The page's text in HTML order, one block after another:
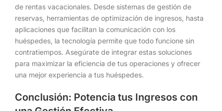
de rentas vacacionales. Desde sistemas de gestión de
reservas, herramientas de optimización de ingresos, hasta
aplicaciones que facilitan la comunicación con los
huéspedes, la tecnología permite que todo funcione sin
contratiempos. Asegúrate de integrar estas soluciones
para maximizar la eficiencia de tus operaciones y ofrecer
una mejor experiencia a tus huéspedes.
Conclusión: Potencia tus Ingresos con